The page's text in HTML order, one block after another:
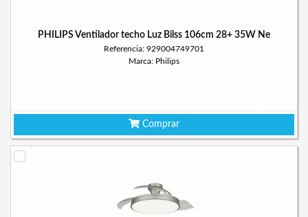
PHILIPS Ventilador techo Luz Bilss 106cm 28+ 35W Ne
Referencia: 929004749701
Marca: Philips
Comprar